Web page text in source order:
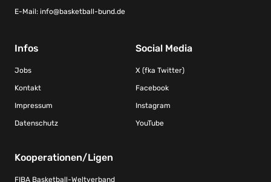
E-Mail: info@basketball-bund.de
Infos
Jobs
Kontakt
Impressum
Datenschutz
Social Media
X (fka Twitter)
Facebook
Instagram
YouTube
Kooperationen/Ligen
FIBA Basketball-Weltverband